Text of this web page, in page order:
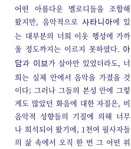
어떤 아름다운 멜로디들을 조합해
왔지만, 음악적으로 사타니아에 있
는 대부분의 너희 이웃 행성에 가까
울 정도까지는 이르지 못하였다. 아
담과 이브가 살아만 있었더라도, 너
희는 실체 안에서 음악을 가졌을 것
이다; 그러나 그들의 본성 안에 그렇
게도 많았던 화음에 대한 자질은, 비
음악적 성향들의 기질에 의해 너무
나 희석되어 왔기에, 1천여 필사자들
의 삶 속에서 오직 한 번 그 어떤 위